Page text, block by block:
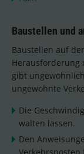
Baustellen und
Baustellen auf
Herausforderung
gibt
ungewohnte
Die
walten lassen.
Den